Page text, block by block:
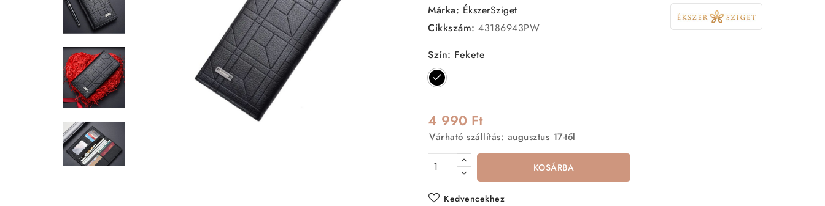
Márka: ÉkszerSziget
Cikkszám: 43186943PW
Szín: Fekete
Fekete
4 990 Ft
Várható szállítás: augusztus 17-től
KOSÁRBA
Kedvencekhez